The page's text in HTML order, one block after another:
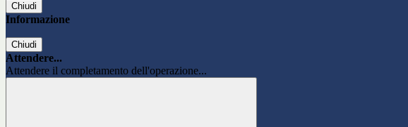
Chiudi
Informazione
Chiudi
Attendere...
Attendere il completamento dell'operazione...